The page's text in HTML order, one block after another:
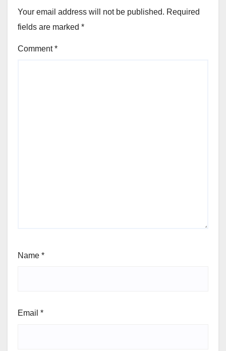
Your email address will not be published. Required
fields are marked *
Comment*
Name *
Email *